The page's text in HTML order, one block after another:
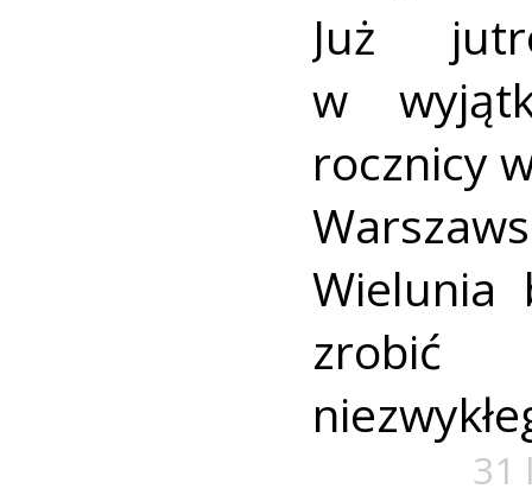
Już
w
rocznicy
Wielunia
zrobić
31